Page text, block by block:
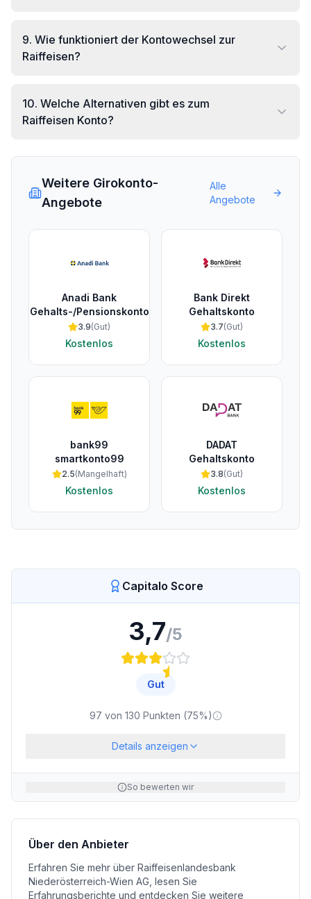
9. Wie funktioniert der Kontowechsel zur
Raiffeisen?
10. Welche Alternativen gibt es zum
Raiffeisen Konto?
Weitere Girokonto-
Angebote
Alle
Angebote
Anadi Bank
Gehalts-/Pensionskonto
3.9(Gut)
Kostenlos
Bank Direkt
Gehaltskonto
3.7(Gut)
Kostenlos
bank99
smartkonto99
2.5(Mangelhaft)
Kostenlos
DADAT
Gehaltskonto
3.8(Gut)
Kostenlos
Capitalo Score
3,7/5
Gut
97 von 130 Punkten (75%)
Details anzeigen
So bewerten wir
Über den Anbieter
Erfahren Sie mehr über Raiffeisenlandesbank
Niederösterreich-Wien AG , lesen Sie
Erfahrungsberichte und entdecken Sie weitere